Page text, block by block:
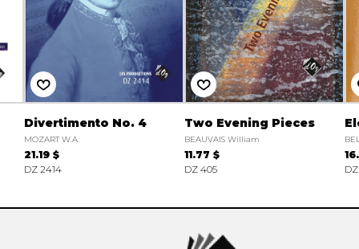
Divertimento No. 4
MOZART W.A.
21.19 $
DZ 2414
Two Evening Pieces
BEAUVAIS William
11.77 $
DZ 405